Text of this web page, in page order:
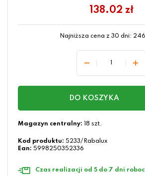
138.02 zł
Najniższa cena z 30 dni:
DO KOSZYKA
Magazyn centralny: 18 szt.
Kod produktu: 5233/Rabalux
Ean: 5998250352336
Czas realizacji od 5 do 7 dni